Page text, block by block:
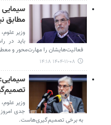
مطابق
وزیر
باید در
فعالیت‌هایشان را مهارت‌محور و
۱۴۰۴-۱۱-۰۸ ۱۴:۱۸
وزیر
جدی
به برخی تصمیم‌گیری‌هاست.